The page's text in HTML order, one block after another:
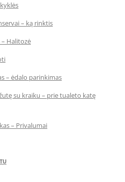
– ką rinktis
Halitozė
– ėdalo parinkimas
su kraiku – prie tualeto katę
– Privalumai